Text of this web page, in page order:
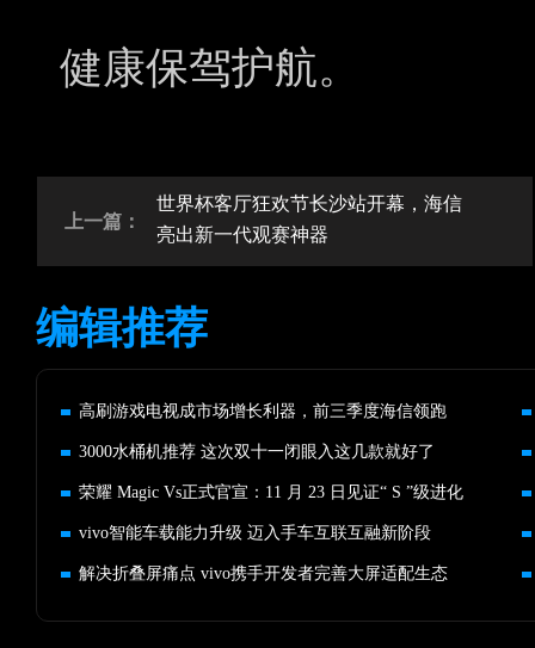
健康保驾护航。
上一篇：
世界杯客厅狂欢节长沙站开幕，海信
亮出新一代观赛神器
编辑推荐
高刷游戏电视成市场增长利器，前三季度海信领跑
3000水桶机推荐 这次双十一闭眼入这几款就好了
荣耀 Magic Vs正式官宣：11 月 23 日见证“ S ”级进化
vivo智能车载能力升级 迈入手车互联互融新阶段
解决折叠屏痛点 vivo携手开发者完善大屏适配生态